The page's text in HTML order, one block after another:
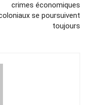
crimes économiques
se poursuivent
toujours